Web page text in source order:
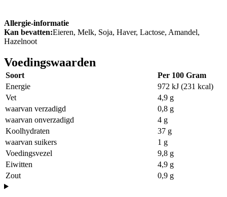
Allergie-informatie
Kan bevatten:Eieren, Melk, Soja, Haver, Lactose, Amandel,
Hazelnoot
Voedingswaarden
Soort
Per 100 Gram
Energie
972 kJ (231 kcal)
Vet
4,9 g
waarvan verzadigd
0,8 g
waarvan onverzadigd
4 g
Koolhydraten
37 g
waarvan suikers
1 g
Voedingsvezel
9,8 g
Eiwitten
4,9 g
Zout
0,9 g